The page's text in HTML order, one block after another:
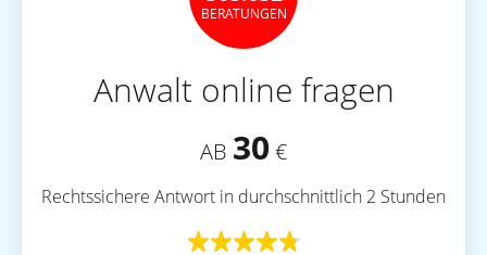
BERATUNGEN
Anwalt online fragen
AB 30 €
Rechtssichere Antwort in durchschnittlich 2 Stunden